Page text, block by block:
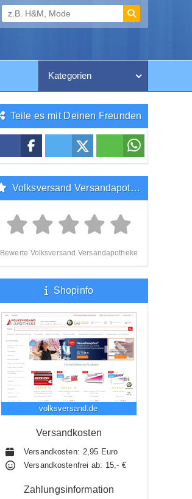
Kategorien
Teile es mit Deinen Freunden
Volksversand Versandapotheke Bewertung
Bewerte Volksversand Versandapotheke
Shopinfo
volksversand.de
Versandkosten
Versandkosten: 2,95 Euro
Versandkostenfrei ab: 15,- €
Zahlungsinformation